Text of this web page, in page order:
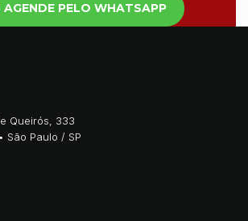
AGENDE PELO WHATSAPP
Queirós, 333
São Paulo / SP